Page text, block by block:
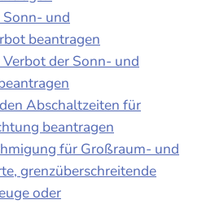
und
beantragen
der Sonn- und
Abschaltzeiten für
beantragen
für Großraum- und
grenzüberschreitende
oder